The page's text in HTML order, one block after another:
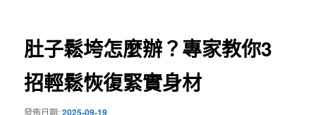
肚子鬆垮怎麼辦？專家教你3
招輕鬆恢復緊實身材
發佈日期:2025-09-19